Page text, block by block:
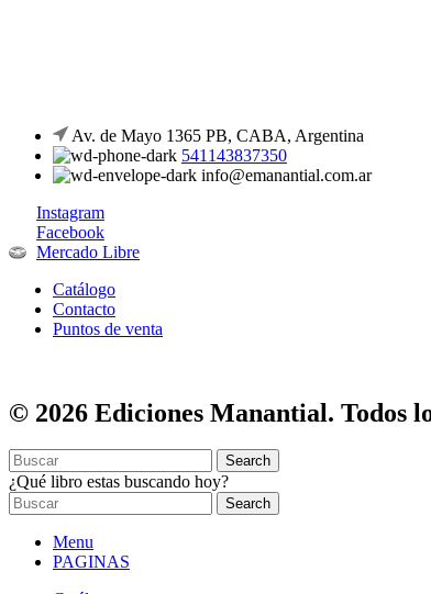
Av. de Mayo 1365 PB, CABA, Argentina
541143837350
info@emanantial.com.ar
Instagram
Facebook
Mercado Libre
Catálogo
Contacto
Puntos de venta
© 2026 Ediciones Manantial. Todos
Search
¿Qué libro estas buscando hoy?
Search
Menu
PAGINAS